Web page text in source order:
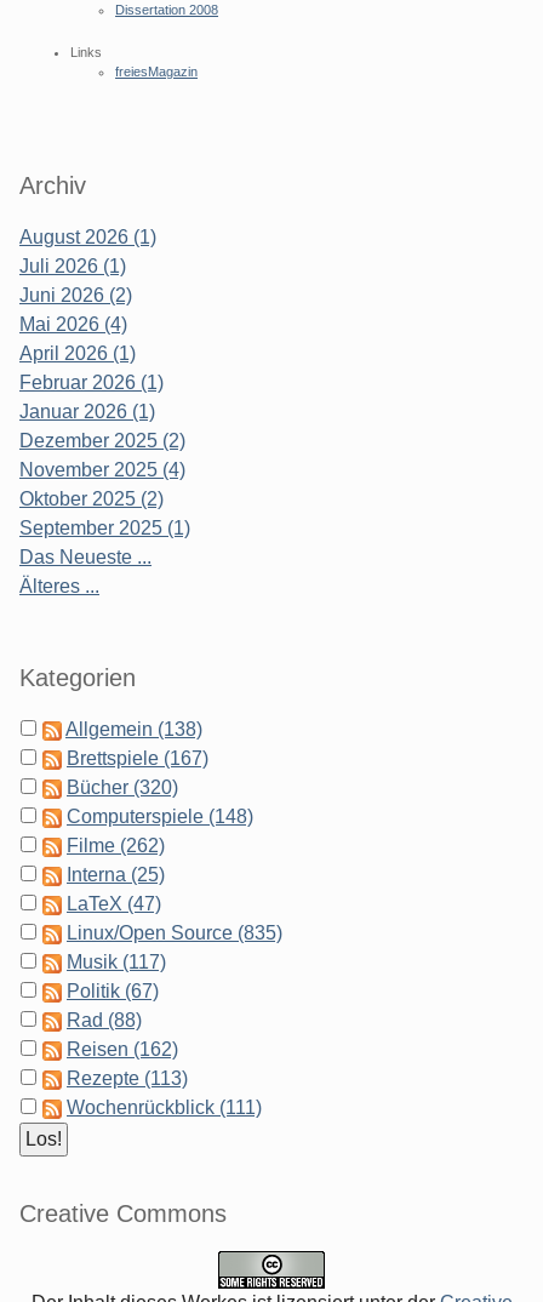
Dissertation 2008
Links
freiesMagazin
Archiv
August 2026 (1)
Juli 2026 (1)
Juni 2026 (2)
Mai 2026 (4)
April 2026 (1)
Februar 2026 (1)
Januar 2026 (1)
Dezember 2025 (2)
November 2025 (4)
Oktober 2025 (2)
September 2025 (1)
Das Neueste ...
Älteres ...
Kategorien
Allgemein (138)
Brettspiele (167)
Bücher (320)
Computerspiele (148)
Filme (262)
Interna (25)
LaTeX (47)
Linux/Open Source (835)
Musik (117)
Politik (67)
Rad (88)
Reisen (162)
Rezepte (113)
Wochenrückblick (111)
Creative Commons